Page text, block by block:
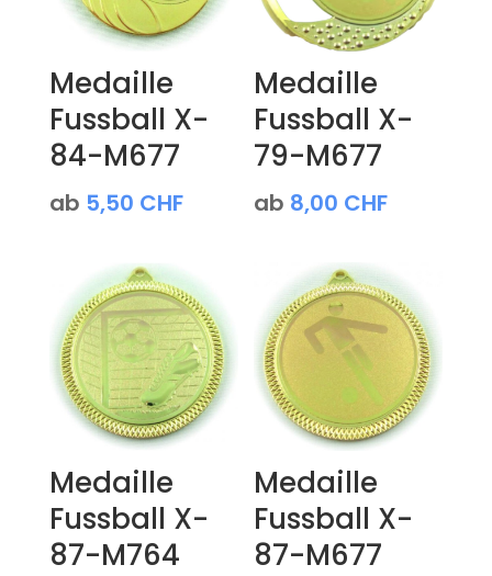
Medaille
Fussball X-
84-M677
ab 5,50 CHF
Medaille
Fussball X-
79-M677
ab 8,00 CHF
Medaille
Fussball X-
87-M764
Medaille
Fussball X-
87-M677